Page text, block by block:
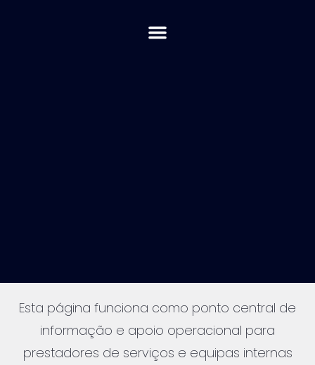
Esta página funciona como ponto central de
informação e apoio operacional para
prestadores de serviços e equipas internas